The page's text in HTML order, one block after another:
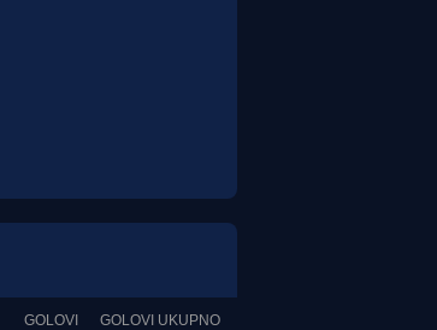
GOLOVI GOLOVI UKUPNO